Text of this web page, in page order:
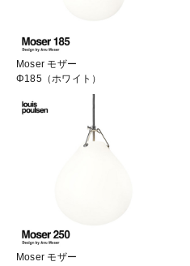
Moser モザー
Φ185（ホワイト）
Moser モザー